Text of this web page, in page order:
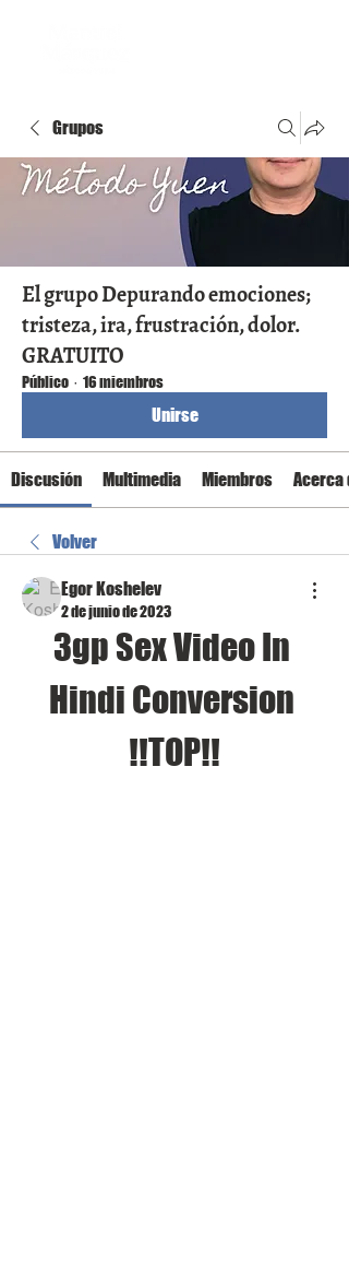
Grupos
El grupo Depurando emociones;
tristeza, ira, frustración, dolor.
GRATUITO
Público · 16 miembros
Unirse
Discusión Multimedia Miembros Acerca
Volver
Egor Koshelev
2 de junio de 2023
3gp Sex Video In
Hindi Conversion
!!TOP!!